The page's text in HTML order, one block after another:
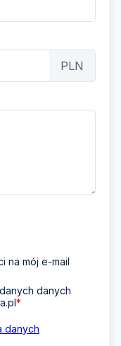
PLN
na mój e-mail
danych
*
danych